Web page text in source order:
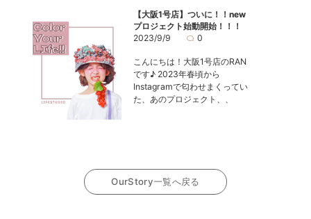
【大阪1号店】ついに！！new
プロジェクト始動開始！！！
2023/9/9
0
こんにちは！大阪1号店のRAN
です♪ 2023年春頃から
Instagramで匂わせまくってい
た、あのプロジェクト、、
OurStory一覧へ戻る